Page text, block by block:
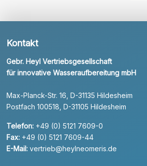
Kontakt
Gebr. Heyl Vertriebsgesellschaft
für innovative Wasseraufbereitung mbH
Max-Planck-Str. 16, D-31135 Hildesheim
Postfach 100518, D-31105 Hildesheim
Telefon: +49 (0) 5121 7609-0
Fax: +49 (0) 5121 7609-44
E-Mail: vertrieb@heylneomeris.de